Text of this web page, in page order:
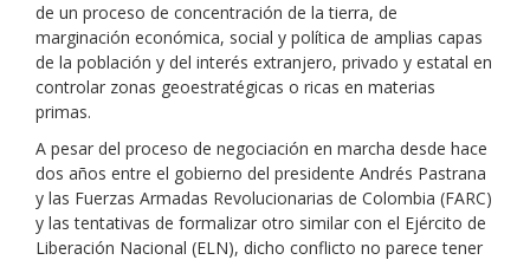
de un proceso de concentración de la tierra, de
marginación económica, social y política de amplias capas
de la población y del interés extranjero, privado y estatal en
controlar zonas geoestratégicas o ricas en materias
primas.
A pesar del proceso de negociación en marcha desde hace
dos años entre el gobierno del presidente Andrés Pastrana
y las Fuerzas Armadas Revolucionarias de Colombia (FARC)
y las tentativas de formalizar otro similar con el Ejército de
Liberación Nacional (ELN), dicho conflicto no parece tener